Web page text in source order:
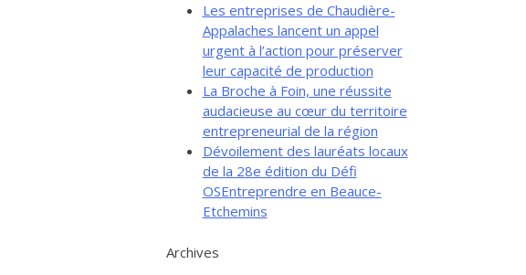
Les entreprises de Chaudière-
Appalaches lancent un appel
urgent à l’action pour préserver
leur capacité de production
La Broche à Foin, une réussite
audacieuse au cœur du territoire
entrepreneurial de la région
Dévoilement des lauréats locaux
de la 28e édition du Défi
OSEntreprendre en Beauce-
Etchemins
Archives